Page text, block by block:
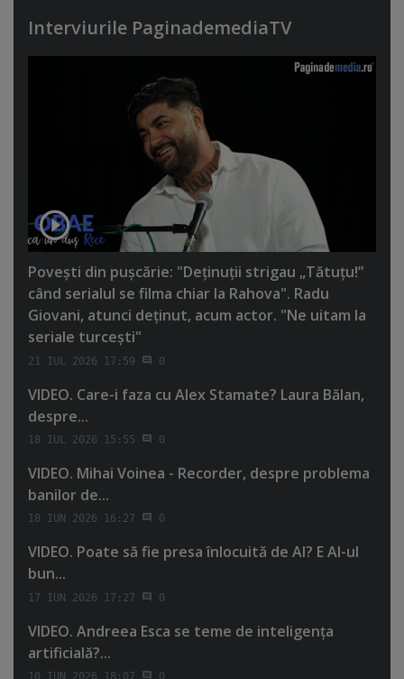
Interviurile PaginademediaTV
Poveşti din puşcărie: "Deţinuţii strigau „Tătuţu!”
când serialul se filma chiar la Rahova". Radu
Giovani, atunci deţinut, acum actor. "Ne uitam la
seriale turceşti"
21 IUL 2026 17:59 0
VIDEO. Care-i faza cu Alex Stamate? Laura Bălan,
despre...
18 IUL 2026 15:55 0
VIDEO. Mihai Voinea - Recorder, despre problema
banilor de...
18 IUN 2026 16:27 0
VIDEO. Poate să fie presa înlocuită de AI? E AI-ul
bun...
17 IUN 2026 17:27 0
VIDEO. Andreea Esca se teme de inteligenţa
artificială?...
10 IUN 2026 18:07 0